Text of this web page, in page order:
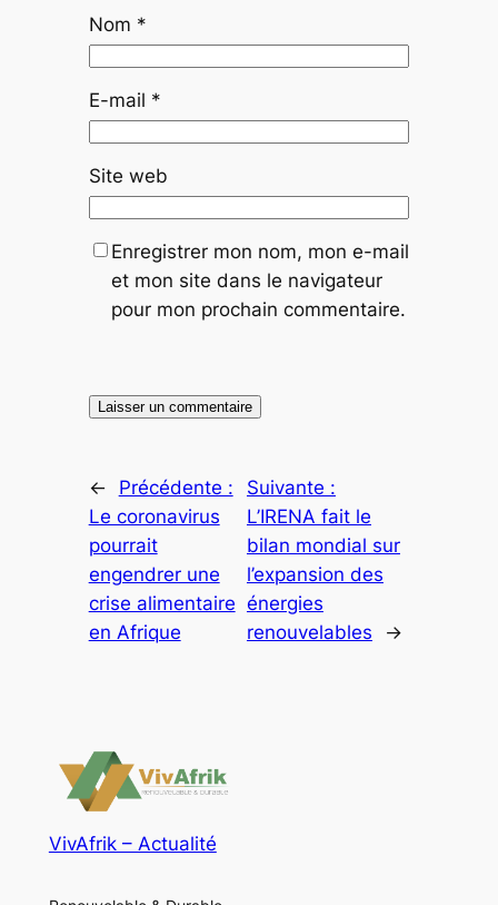
Nom *
E-mail *
Site web
Enregistrer mon nom, mon e-mail
et mon site dans le navigateur
pour mon prochain commentaire.
←
Précédente :
Le coronavirus
pourrait
engendrer une
crise alimentaire
en Afrique
Suivante :
L’IRENA fait le
bilan mondial sur
l’expansion des
énergies
renouvelables
→
VivAfrik – Actualité